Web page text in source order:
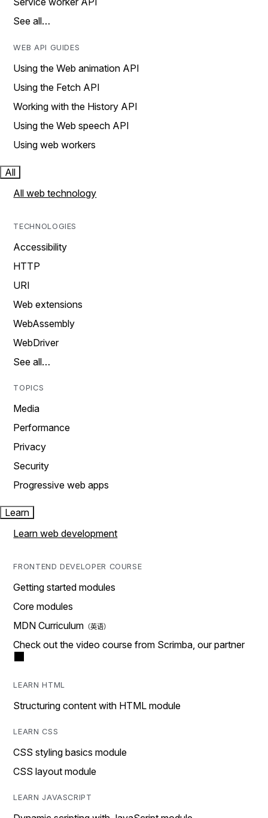
See all…
WEB API GUIDES
Using the Web animation API
Using the Fetch API
Working with the History API
Using the Web speech API
Using web workers
All
All web technology
TECHNOLOGIES
Accessibility
HTTP
URI
Web extensions
WebAssembly
WebDriver
See all…
TOPICS
Media
Performance
Privacy
Security
Progressive web apps
Learn
Learn web development
FRONTEND DEVELOPER COURSE
Getting started modules
Core modules
MDN Curriculum
Check out the video course from Scrimba, our partner
LEARN HTML
Structuring content with HTML module
LEARN CSS
CSS styling basics module
CSS layout module
LEARN JAVASCRIPT